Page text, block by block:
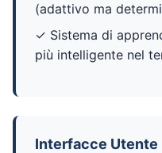
(adattivo ma
✓ Sistema di
più intelligente nel
Interfacce Utente